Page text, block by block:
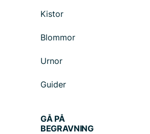
Kistor
Blommor
Urnor
Guider
GÅ PÅ
BEGRAVNING